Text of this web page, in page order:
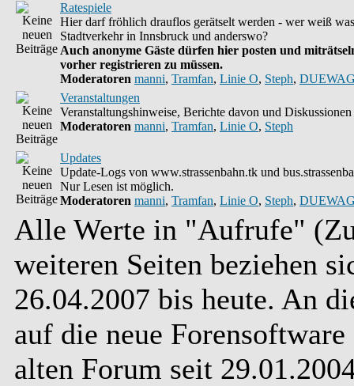
Ratespiele
Hier darf fröhlich drauflos gerätselt werden - wer weiß
Stadtverkehr in Innsbruck und anderswo?
Auch anonyme Gäste dürfen hier posten und
vorher registrieren zu müssen.
Moderatoren manni, Tramfan, Linie O, Steph,
Veranstaltungen
Veranstaltungshinweise, Berichte davon und Diskussionen
Moderatoren manni, Tramfan, Linie O, Steph
Updates
Update-Logs von www.strassenbahn.tk und
Nur Lesen ist möglich.
Moderatoren manni, Tramfan, Linie O, Steph,
Alle Werte in "Aufrufe"
weiteren Seiten beziehen
26.04.2007 bis heute. An
auf die neue
alten Forum seit